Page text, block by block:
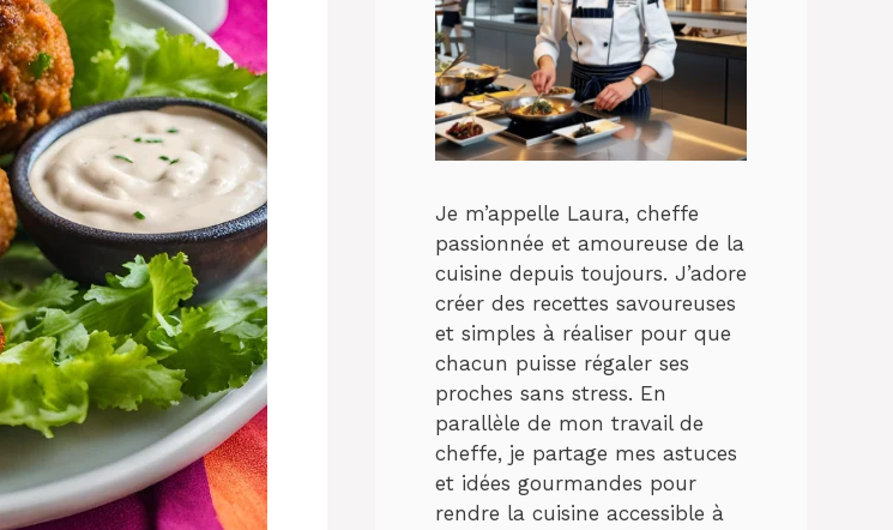
Je m’appelle Laura, cheffe
passionnée et amoureuse de la
cuisine depuis toujours. J’adore
créer des recettes savoureuses
et simples à réaliser pour que
chacun puisse régaler ses
proches sans stress. En
parallèle de mon travail de
cheffe, je partage mes astuces
et idées gourmandes pour
rendre la cuisine accessible à